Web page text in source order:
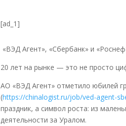
[ad_1]
«ВЭД Агент», «Сбербанк» и
20 лет на рынке — это не просто
АО «ВЭД Агент» отметило юбилей
(https://chinalogist.ru/job/ved-agent-
праздник, а символ роста: из
деятельности за Уралом.